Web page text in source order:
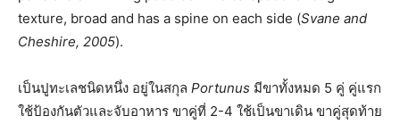
texture, broad and has a spine on each side (Svane and
Cheshire, 2005).
เป็นปูทะเลชนิดหนึ่ง อยู่ในสกุล Portunus มีขาทั้งหมด 5 คู่ คู่แรก
ใช้ป้องกันตัวและจับอาหาร ขาคู่ที่ 2-4 ใช้เป็นขาเดิน ขาคู่สุดท้าย